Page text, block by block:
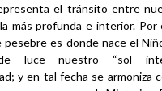
el tránsito entre
más profunda e interior. Por
pesebre es donde nace el
luce nuestro “sol
y en tal fecha se armoniza